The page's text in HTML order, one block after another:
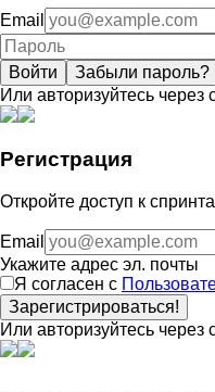
Email
Войти
Забыли пароль?
Или авторизуйтесь через
Регистрация
Откройте доступ к
Email
Укажите адрес эл. почты
Я согласен с
Зарегистрироваться!
Или авторизуйтесь через